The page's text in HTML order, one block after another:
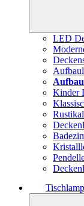
LED
Kinder